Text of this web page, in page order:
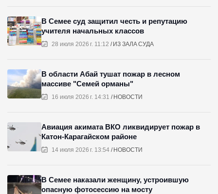
28 июля 2026 г. 11:12 ИЗ ЗАЛА СУДА
В Семее суд защитил честь и репутацию
учителя начальных классов
16 июля 2026 г. 14:31 НОВОСТИ
В области Абай тушат пожар в лесном
массиве "Семей орманы"
14 июля 2026 г. 13:54 НОВОСТИ
Авиация акимата ВКО ликвидирует пожар в
Катон-Карагайском районе
В Семее наказали женщину, устроившую
опасную фотосессию на мосту